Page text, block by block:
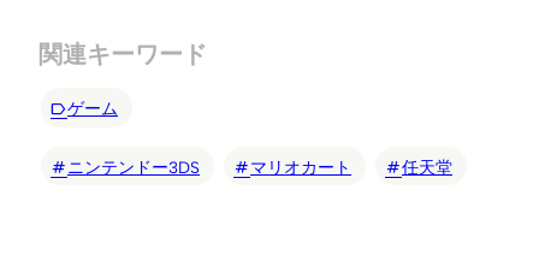
関連キーワード
ゲーム
ニンテンドー3DS マリオカート 任天堂